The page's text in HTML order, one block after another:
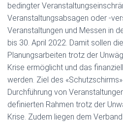
bedingter
Veranstaltungsabsagen oder -
Veranstaltungen und Messen in
bis 30. April 2022. Damit sollen
Planungsarbeiten trotz der
Krise ermöglicht und das
werden. Ziel des
Durchführung von
definierten Rahmen trotz der
Krise. Zudem liegen dem